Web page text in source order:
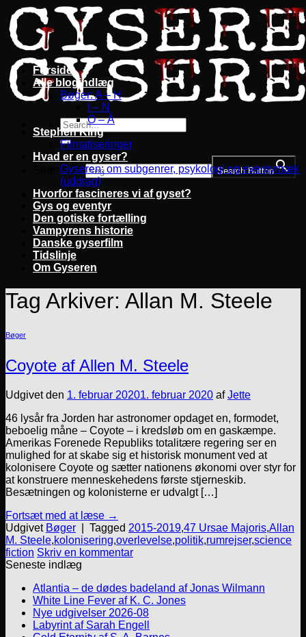
Fortsæt
til
indhold
Search for: Search Button
Forside
Alle blogindlæg
Bøger: A – H
I – N
O – Å
Stephen King
Filmatiseringer
Hvad er en gyser?
Gyseren: om subgenrer, psykologi og eventyrtræk
(uddrag)
Hvorfor fascineres vi af gyset?
Gys og eventyr
Den gotiske fortælling
Vampyrens historie
Danske gyserfilm
Tidslinje
Om Gyseren
Tag Arkiver: Allan M. Steele
Bøger
Coyote af Allen M. Steele
Udgivet den 1. februar 20201. februar 2020 afJette
46 lysår fra Jorden har astronomer opdaget en, formodet,
beboelig måne – Coyote – i kredsløb om en gaskæmpe.
Amerikas Forenede Republiks totalitære regering ser en
mulighed for at skabe sig et historisk monument ved at
kolonisere Coyote og sætter nationens økonomi over styr for
at konstruere menneskehedens første stjerneskib.
Besætningen og kolonisterne er udvalgt […]
Fortsæt med at læse →
Udgivet Bøger Tagged 2015-2019,47 Ursae Majoris,Allan
M. Steele,kolonisering,overlevelse,politik,rumrejser,science
fiction Skriv en kommentar
Seneste indlæg
Atlantia – de dødes badeland af Jonas Wilmann
White Line Fever af K. C. Jones
Nye udgivelser 2026-08
Labyrint af Sarah Engell